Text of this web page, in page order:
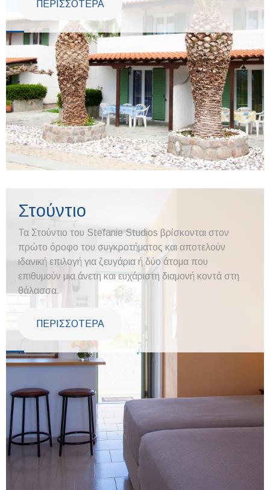
ΠΕΡΙΣΣΟΤΕΡΑ
Στούντιο
Τα Στούντιο του Stefanie Studios βρίσκονται στον
πρώτο όροφο του συγκροτήματος και αποτελούν
ιδανική επιλογή για ζευγάρια ή δύο άτομα που
επιθυμούν μια άνετη και ευχάριστη διαμονή κοντά στη
θάλασσα.
ΠΕΡΙΣΣΟΤΕΡΑ